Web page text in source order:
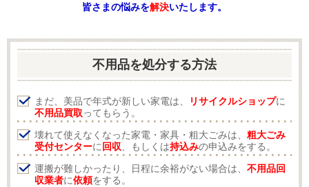
皆さまの悩みを解決いたします。
不用品を処分する方法
まだ、美品で年式が新しい家電は、 リサイクルショップに
不用品買取ってもらう。
壊れて使えなくなった家電・家具・粗大ごみは、 粗大ごみ
受付センターに回収、もしくは持込みの申込みをする。
運搬が難しかったり、日程に余裕がない場合は、 不用品回
収業者に依頼をする。